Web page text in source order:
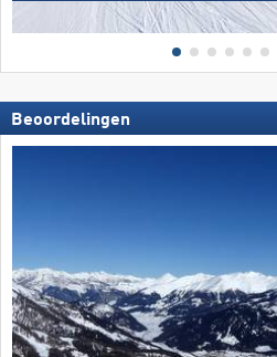
Beoordelingen